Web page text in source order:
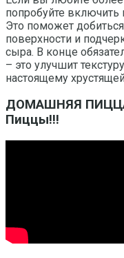
попробуйте включить
Это поможет
поверхности и
сыра. В конце
– это улучшит
настоящему
ДОМАШНЯЯ ПИЦЦА
Пиццы!!!